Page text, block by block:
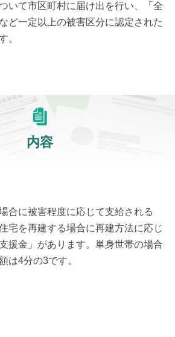
いて市区町村に届け出を行い、「全
ど一定以上の被害区分に認定された
。
内容
合に被害程度に応じて支給される
宅を再建する場合に再建方法に応じ
援金」があります。単身世帯の場合
は4分の3です。